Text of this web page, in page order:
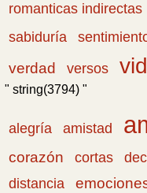
romanticas indirectas
sabiduría
verdad
versos
" string(3794) "
alegría amistad
corazón
cortas
distancia